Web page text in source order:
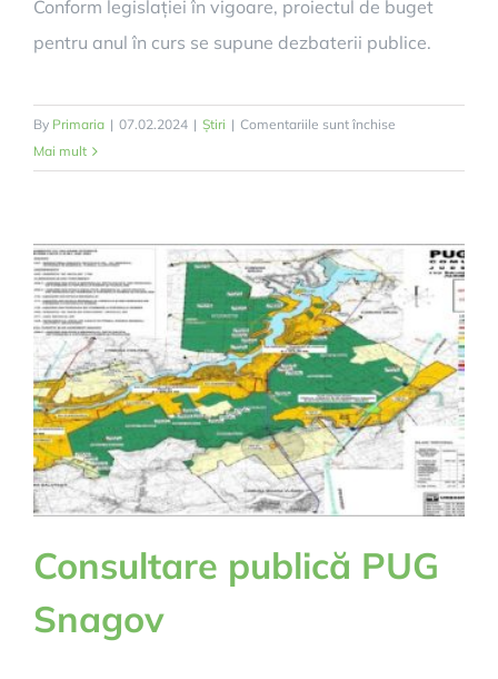
Conform legislației în vigoare, proiectul de buget
pentru anul în curs se supune dezbaterii publice.
By Primaria | 07.02.2024 | Știri | Comentariile sunt închise
buget
Mai mult
Consultare publică PUG
Snagov